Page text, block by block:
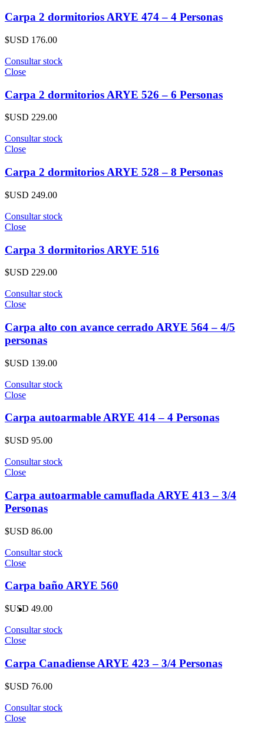
Carpa 2 dormitorios ARYE 474 – 4 Personas
$USD 176.00
Consultar stock
Close
Carpa 2 dormitorios ARYE 526 – 6 Personas
$USD 229.00
Consultar stock
Close
Carpa 2 dormitorios ARYE 528 – 8 Personas
$USD 249.00
Consultar stock
Close
Carpa 3 dormitorios ARYE 516
$USD 229.00
Consultar stock
Close
Carpa alto con avance cerrado ARYE 564 – 4/5
personas
$USD 139.00
Consultar stock
Close
Carpa autoarmable ARYE 414 – 4 Personas
$USD 95.00
Consultar stock
Close
Carpa autoarmable camuflada ARYE 413 – 3/4
Personas
$USD 86.00
Consultar stock
Close
Carpa baño ARYE 560
$USD 49.00
Consultar stock
Close
Carpa Canadiense ARYE 423 – 3/4 Personas
$USD 76.00
Consultar stock
Close